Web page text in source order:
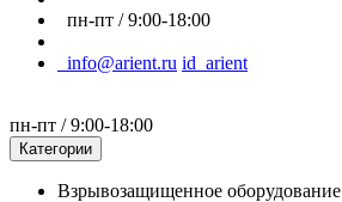
пн-пт / 9:00-18:00
info@arient.ru id_arient
пн-пт / 9:00-18:00
Категории
Взрывозащищенное оборудование